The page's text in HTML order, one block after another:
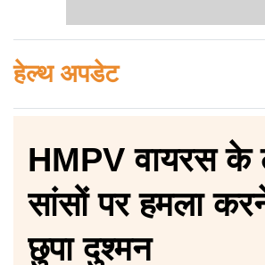
हेल्थ अपडेट
HMPV वायरस के
सांसों पर हमला
छुपा दुश्मन